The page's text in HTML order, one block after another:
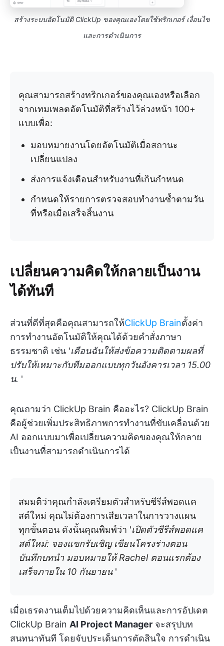
สร้างระบบอัตโนมัติ ClickUp ของคุณเองโดยใช้ทริกเกอร์ เงื่อนไข
และการดำเนินการ
คุณสามารถสร้างทริกเกอร์ของคุณเองหรือเลือก
จากเทมเพลตอัตโนมัติที่สร้างไว้ล่วงหน้า 100+
แบบเพื่อ:
มอบหมายงานโดยอัตโนมัติเมื่อสถานะ
เปลี่ยนแปลง
ส่งการแจ้งเตือนสำหรับงานที่เกินกำหนด
กำหนดให้รายการตรวจสอบทำงานซ้ำตามวัน
ที่หรือเมื่อเสร็จสิ้นงาน
เปลี่ยนความคิดให้กลายเป็นงาน
ได้ทันที
ส่วนที่ดีที่สุดคือคุณสามารถให้ClickUp Brainตั้งค่า
การทำงานอัตโนมัติให้คุณได้ด้วยคำสั่งภาษา
ธรรมชาติ เช่น 'เตือนฉันให้ส่งข้อความติดตามผลที่
ปรับให้เหมาะกับทีมออกแบบทุกวันอังคารเวลา 15.00
น. '
คุณถามว่า ClickUp Brain คืออะไร? ClickUp Brain
คือผู้ช่วยเพิ่มประสิทธิภาพการทำงานที่ขับเคลื่อนด้วย
AI ออกแบบมาเพื่อเปลี่ยนความคิดของคุณให้กลาย
เป็นงานที่สามารถดำเนินการได้
สมมติว่าคุณกำลังเตรียมตัวสำหรับซีรีส์พอดแค
สต์ใหม่ คุณไม่ต้องการเสียเวลาในการวางแผน
ทุกขั้นตอน ดังนั้นคุณพิมพ์ว่า 'เปิดตัวซีรีส์พอดแค
สต์ใหม่: จองแขกรับเชิญ เขียนโครงร่างตอน
บันทึกบทนำ มอบหมายให้ Rachel ตอนแรกต้อง
เสร็จภายใน 10 กันยายน '
เมื่อเธรดงานเต็มไปด้วยความคิดเห็นและการอัปเดต
ClickUp Brain AI Project Manager จะสรุปบท
สนทนาทันที โดยจับประเด็นการตัดสินใจ การดำเนิน